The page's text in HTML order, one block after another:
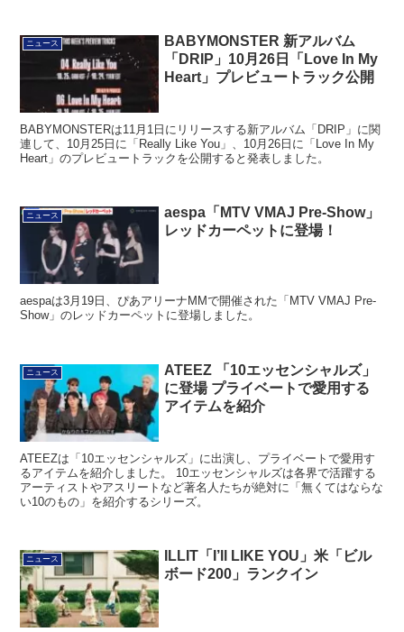
ニュース
BABYMONSTER 新アルバム
「DRIP」10月26日「Love In My
Heart」プレビュートラック公開
BABYMONSTERは11月1日にリリースする新アルバム「DRIP」に関
連して、10月25日に「Really Like You」、10月26日に「Love In My
Heart」のプレビュートラックを公開すると発表しました。
ニュース
aespa「MTV VMAJ Pre-Show」
レッドカーペットに登場！
aespaは3月19日、ぴあアリーナMMで開催された「MTV VMAJ Pre-
Show」のレッドカーペットに登場しました。
ニュース
ATEEZ 「10エッセンシャルズ」
に登場 プライベートで愛用する
アイテムを紹介
ATEEZは「10エッセンシャルズ」に出演し、プライベートで愛用す
るアイテムを紹介しました。 10エッセンシャルズは各界で活躍する
アーティストやアスリートなど著名人たちが絶対に「無くてはならな
い10のもの」を紹介するシリーズ。
ニュース
ILLIT「I’ll LIKE YOU」米「ビル
ボード200」ランクイン